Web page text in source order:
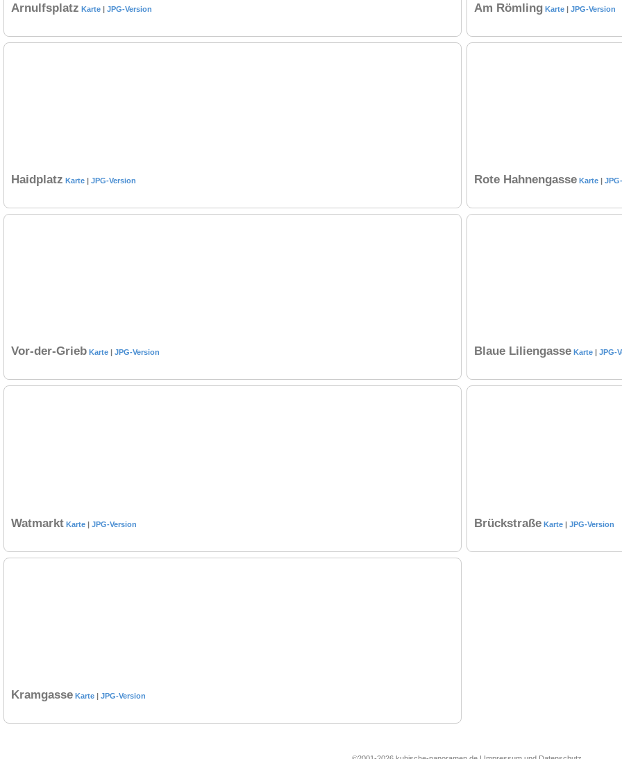
Arnulfsplatz Karte | JPG-Version Am Römling Karte | JPG-Version
Haidplatz Karte | JPG-Version Rote Hahnengasse Karte |
Vor-der-Grieb Karte JPG-Version Blaue Liliengasse Karte JPG-
Watmarkt Karte | JPG-Version Brückstraße Karte | JPG-Version
Kramgasse Karte | JPG-Version